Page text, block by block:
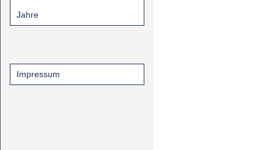
Jahre
Impressum